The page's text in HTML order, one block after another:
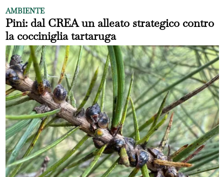
AMBIENTE
Pini: dal CREA un alleato strategico contro
la cocciniglia tartaruga